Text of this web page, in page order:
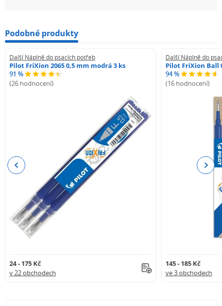
Podobné produkty
Další Náplně do psacích potřeb
Pilot FriXion 2065 0,5 mm modrá 3 ks
91 %
(26 hodnocení)
24 - 175 Kč
v 22 obchodech
Další Náplně do
Pilot FriXion Ball
94 %
(16 hodnocení)
145 - 185 Kč
ve 3 obchodech
Previous Next